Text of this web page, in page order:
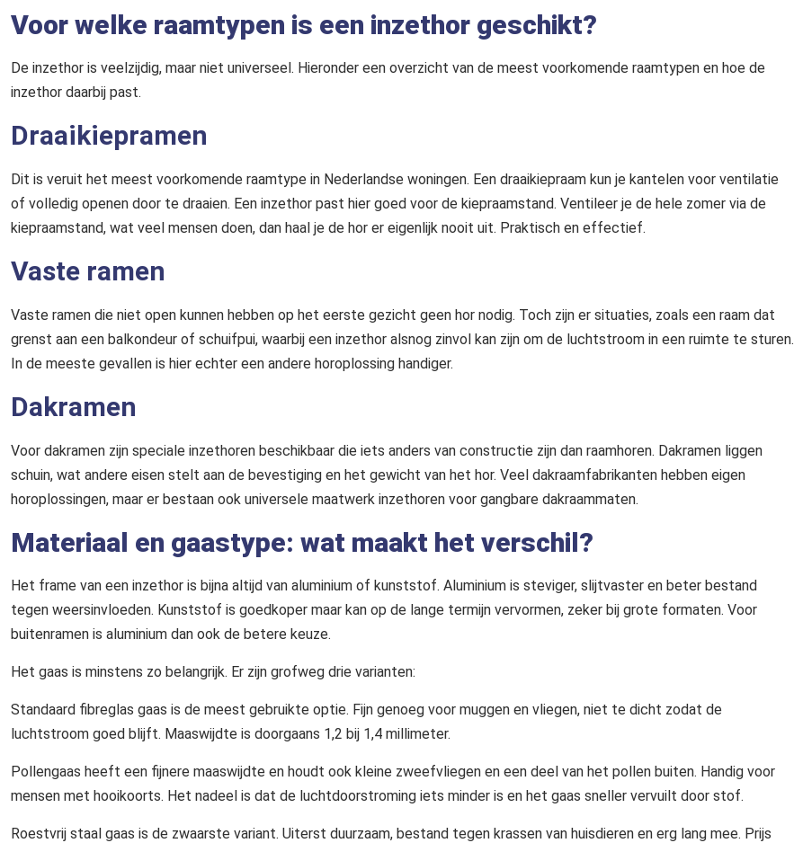
Voor welke raamtypen is een inzethor geschikt?
De inzethor is veelzijdig, maar niet universeel. Hieronder een overzicht van de meest voorkomende raamtypen en hoe de
inzethor daarbij past.
Draaikiepramen
Dit is veruit het meest voorkomende raamtype in Nederlandse woningen. Een draaikiepraam kun je kantelen voor ventilatie
of volledig openen door te draaien. Een inzethor past hier goed voor de kiepraamstand. Ventileer je de hele zomer via de
kiepraamstand, wat veel mensen doen, dan haal je de hor er eigenlijk nooit uit. Praktisch en effectief.
Vaste ramen
Vaste ramen die niet open kunnen hebben op het eerste gezicht geen hor nodig. Toch zijn er situaties, zoals een raam dat
grenst aan een balkondeur of schuifpui, waarbij een inzethor alsnog zinvol kan zijn om de luchtstroom in een ruimte te sturen.
In de meeste gevallen is hier echter een andere horoplossing handiger.
Dakramen
Voor dakramen zijn speciale inzethoren beschikbaar die iets anders van constructie zijn dan raamhoren. Dakramen liggen
schuin, wat andere eisen stelt aan de bevestiging en het gewicht van het hor. Veel dakraamfabrikanten hebben eigen
horoplossingen, maar er bestaan ook universele maatwerk inzethoren voor gangbare dakraammaten.
Materiaal en gaastype: wat maakt het verschil?
Het frame van een inzethor is bijna altijd van aluminium of kunststof. Aluminium is steviger, slijtvaster en beter bestand
tegen weersinvloeden. Kunststof is goedkoper maar kan op de lange termijn vervormen, zeker bij grote formaten. Voor
buitenramen is aluminium dan ook de betere keuze.
Het gaas is minstens zo belangrijk. Er zijn grofweg drie varianten:
Standaard fibreglas gaas is de meest gebruikte optie. Fijn genoeg voor muggen en vliegen, niet te dicht zodat de
luchtstroom goed blijft. Maaswijdte is doorgaans 1,2 bij 1,4 millimeter.
Pollengaas heeft een fijnere maaswijdte en houdt ook kleine zweefvliegen en een deel van het pollen buiten. Handig voor
mensen met hooikoorts. Het nadeel is dat de luchtdoorstroming iets minder is en het gaas sneller vervuilt door stof.
Roestvrij staal gaas is de zwaarste variant. Uiterst duurzaam, bestand tegen krassen van huisdieren en erg lang mee. Prijs